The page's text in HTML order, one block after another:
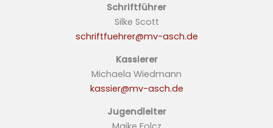
Schriftführer
Silke Scott
schriftfuehrer@mv-asch.de
Kassierer
Michaela Wiedmann
kassier@mv-asch.de
Jugendleiter